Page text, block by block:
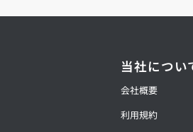
当社につい
会社概要
利用規約